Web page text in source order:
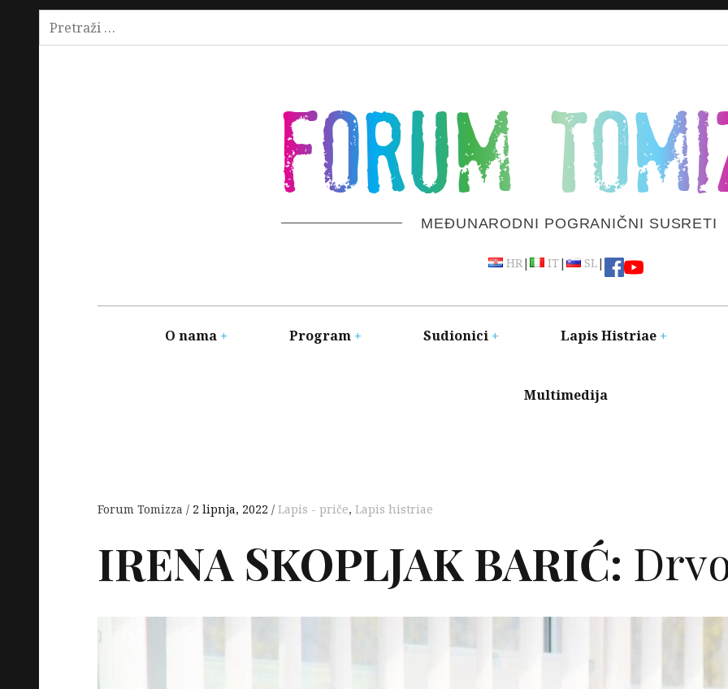
Pretraži:
Skip
FORUM
MEĐUNARODNI POGRANIČNI SUSRETI
HR| IT | SL|
O nama Program Sudionici Lapis Histriae
Multimedija
Forum Tomizza 2 lipnja, 2022 Lapis - priče, Lapis histriae
IRENA SKOPLJAK BARIĆ: